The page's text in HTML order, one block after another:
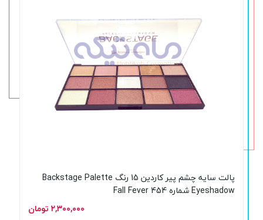
پالت سایه چشم پیر کاردین 15 رنگ Backstage Palette
Eyeshadow شماره 454 Fall Fever
۲,۳۰۰,۰۰۰ تومان